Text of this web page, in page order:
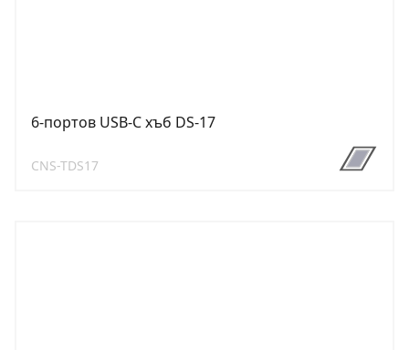
6-портов USB-C хъб DS-17
CNS-TDS17